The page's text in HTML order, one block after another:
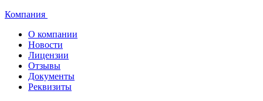
Компания
О компании
Новости
Лицензии
Отзывы
Документы
Реквизиты